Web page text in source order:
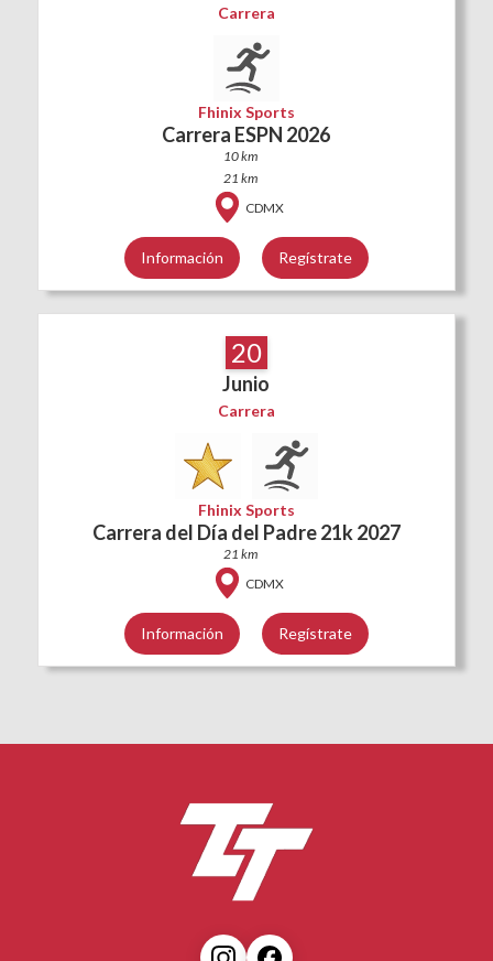
Carrera
Fhinix Sports
Carrera ESPN 2026
10 km
21 km
CDMX
Información Regístrate
20
Junio
Carrera
Fhinix Sports
Carrera del Día del Padre 21k 2027
21 km
CDMX
Información Regístrate